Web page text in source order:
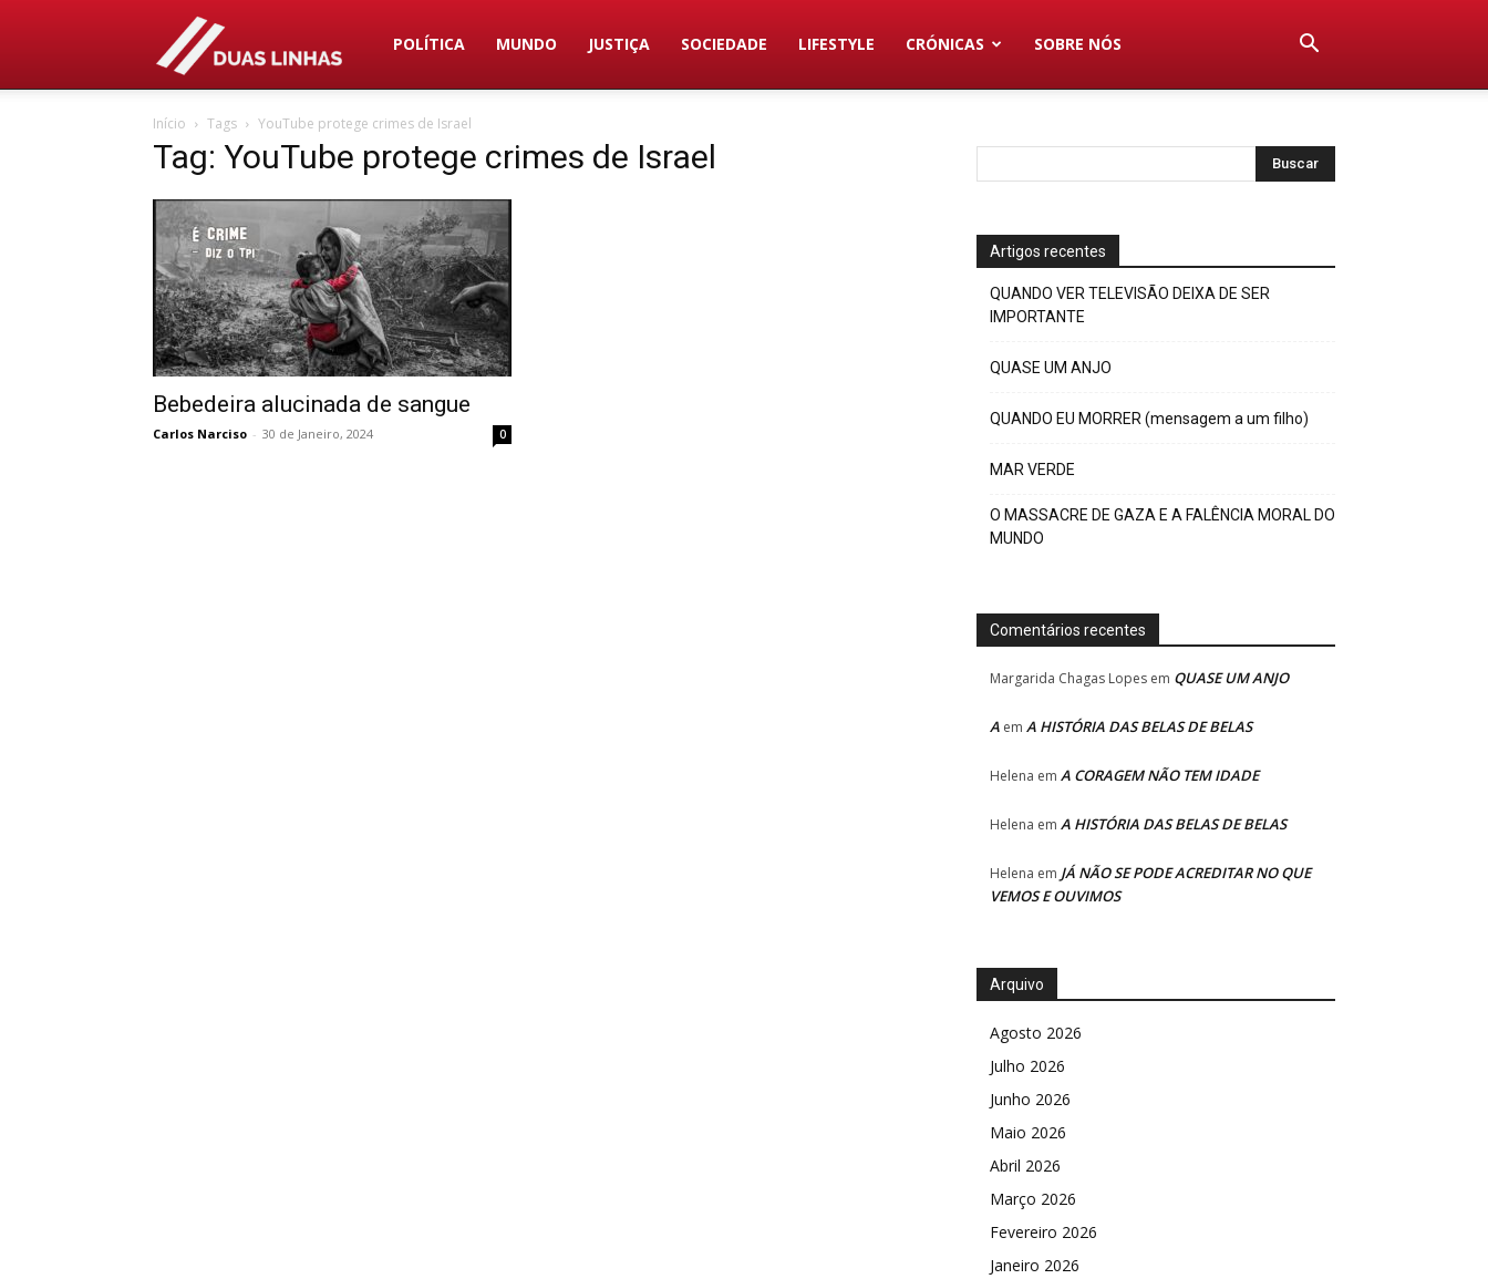
Duas
Linhas
POLÍTICA MUNDO JUSTIÇA SOCIEDADE LIFESTYLE CRÓNICAS SOBRE NÓS
Início Tags YouTube protege crimes de Israel
Tag: YouTube protege crimes de Israel
Bebedeira alucinada de sangue
Carlos Narciso - 30 de Janeiro, 2024 0
Artigos recentes
QUANDO VER TELEVISÃO DEIXA DE SER
IMPORTANTE
QUASE UM ANJO
QUANDO EU MORRER (mensagem a um filho)
MAR VERDE
O MASSACRE DE GAZA E A FALÊNCIA MORAL DO
MUNDO
Comentários recentes
Margarida Chagas Lopes em QUASE UM ANJO
A em A HISTÓRIA DAS BELAS DE BELAS
Helena em A CORAGEM NÃO TEM IDADE
Helena em A HISTÓRIA DAS BELAS DE BELAS
Helena em JÁ NÃO SE PODE ACREDITAR NO QUE
VEMOS E OUVIMOS
Arquivo
Agosto 2026
Julho 2026
Junho 2026
Maio 2026
Abril 2026
Março 2026
Fevereiro 2026
Janeiro 2026